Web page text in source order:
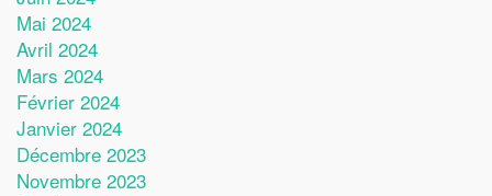
Mai 2024
Avril 2024
Mars 2024
Février 2024
Janvier 2024
Décembre 2023
Novembre 2023